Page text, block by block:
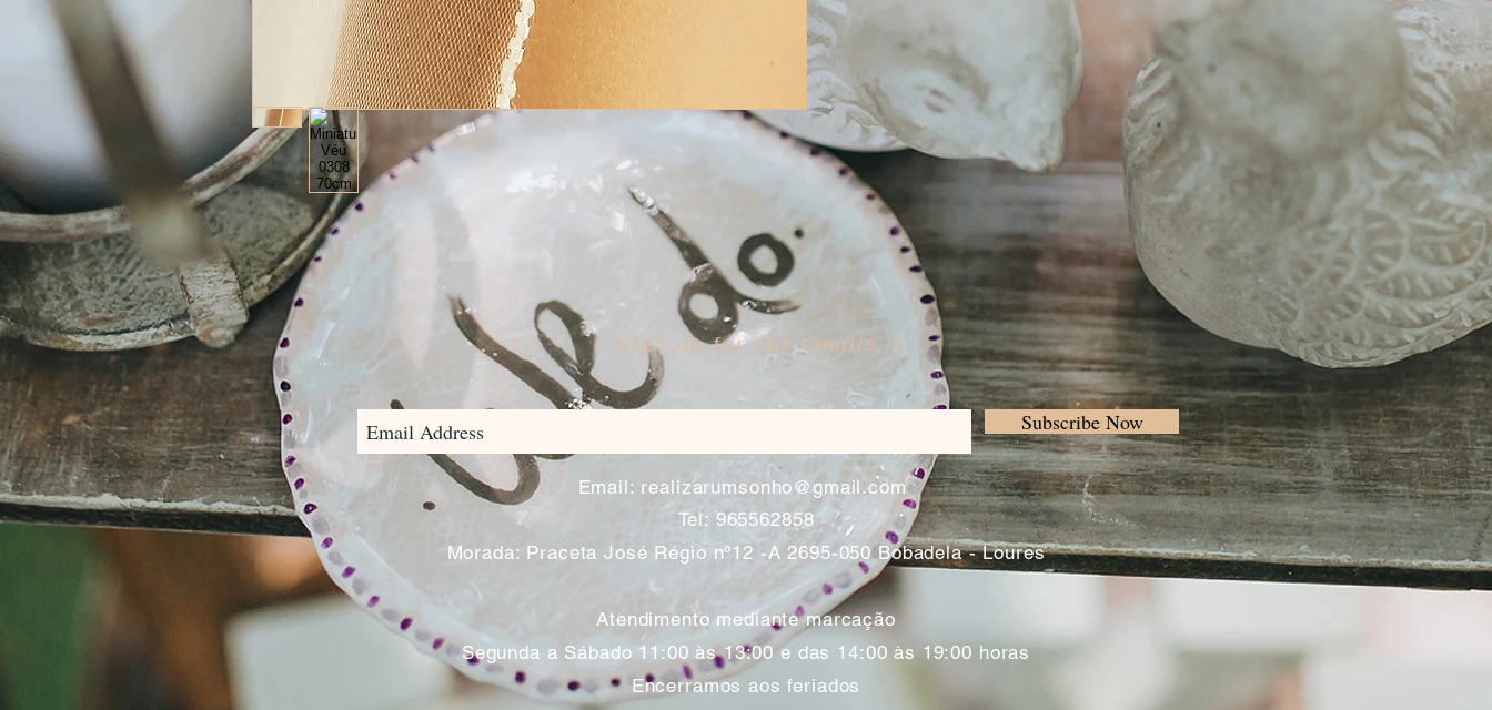
Sign up for our emails :)
Subscribe Now
Email: realizarumsonho@gmail.com
Tel: 965562858
Morada: Praceta José Régio nº12 -A 2695-050 Bobadela - Loures
Atendimento mediante marcação
Segunda a Sábado 11:00 às 13:00 e das 14:00 às 19:00 horas
Encerramos aos feriados